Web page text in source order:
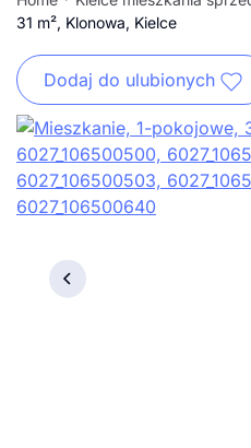
31 m², Klonowa, Kielce
Dodaj do ulubionych